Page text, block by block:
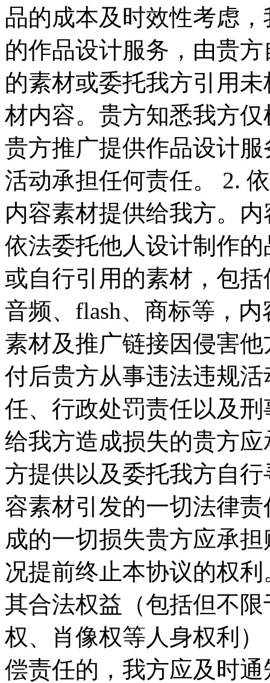
品的成本及时效性考虑
的作品设计服务，由贵
的素材或委托我方引用
材内容。贵方知悉我方
贵方推广提供作品设计
活动承担任何责任。 2.
内容素材提供给我方。
依法委托他人设计制作
或自行引用的素材，包
音频、flash、商标等，
素材及推广链接因侵害
付后贵方从事违法违规
任、行政处罚责任以及
给我方造成损失的贵方
方提供以及委托我方自
容素材引发的一切法律
成的一切损失贵方应承
况提前终止本协议的权
其合法权益（包括但不
权、肖像权等人身权利
偿责任的，我方应及时